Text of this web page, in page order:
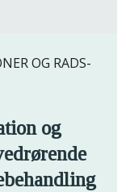
OG RADS-
og